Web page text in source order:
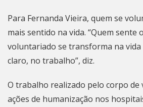
Para Fernanda Vieira, quem se
mais sentido na vida. “Quem sente
voluntariado se transforma na vida
claro, no trabalho”, diz.
O trabalho realizado pelo corpo
ações de humanização nos